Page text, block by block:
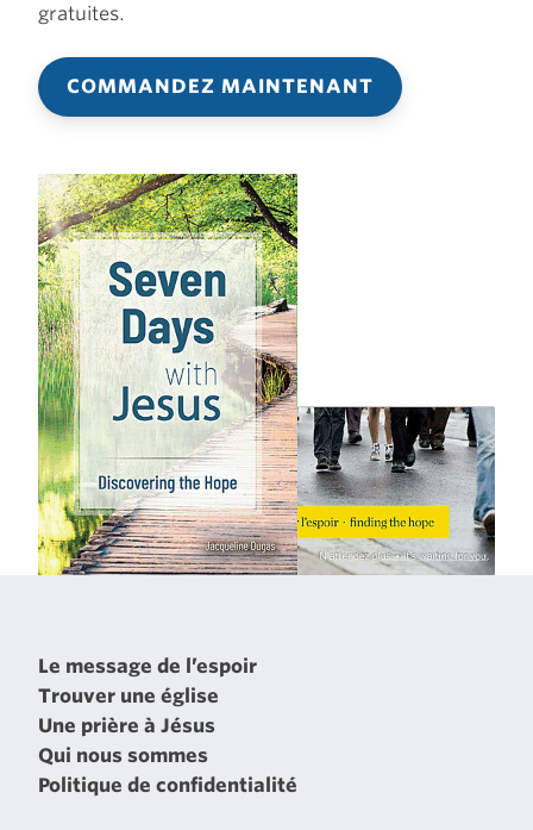
gratuites.
COMMANDEZ MAINTENANT
Le message de l’espoir
Trouver une église
Une prière à Jésus
Qui nous sommes
Politique de confidentialité